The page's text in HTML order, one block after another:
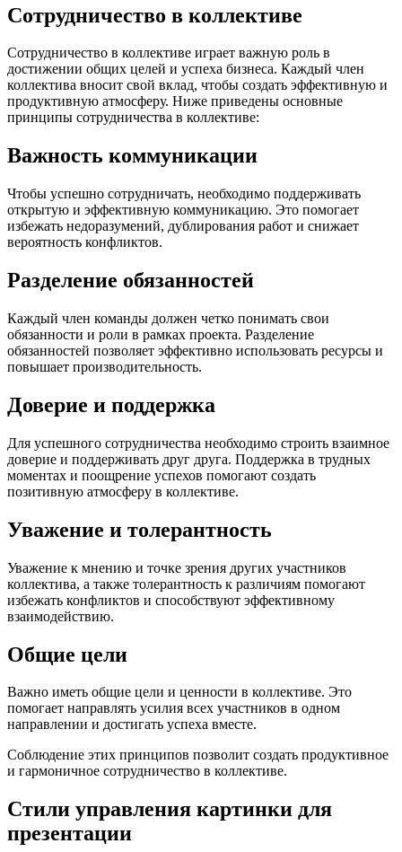
Сотрудничество в коллективе
Сотрудничество в коллективе играет важную роль в
достижении общих целей и успеха бизнеса. Каждый член
коллектива вносит свой вклад, чтобы создать эффективную и
продуктивную атмосферу. Ниже приведены основные
принципы сотрудничества в коллективе:
Важность коммуникации
Чтобы успешно сотрудничать, необходимо поддерживать
открытую и эффективную коммуникацию. Это помогает
избежать недоразумений, дублирования работ и снижает
вероятность конфликтов.
Разделение обязанностей
Каждый член команды должен четко понимать свои
обязанности и роли в рамках проекта. Разделение
обязанностей позволяет эффективно использовать ресурсы и
повышает производительность.
Доверие и поддержка
Для успешного сотрудничества необходимо строить взаимное
доверие и поддерживать друг друга. Поддержка в трудных
моментах и поощрение успехов помогают создать
позитивную атмосферу в коллективе.
Уважение и толерантность
Уважение к мнению и точке зрения других участников
коллектива, а также толерантность к различиям помогают
избежать конфликтов и способствуют эффективному
взаимодействию.
Общие цели
Важно иметь общие цели и ценности в коллективе. Это
помогает направлять усилия всех участников в одном
направлении и достигать успеха вместе.
Соблюдение этих принципов позволит создать продуктивное
и гармоничное сотрудничество в коллективе.
Стили управления картинки для
презентации